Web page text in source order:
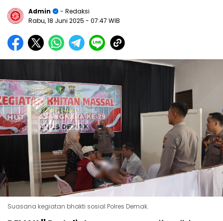
Admin
- Redaksi
Rabu, 18 Juni 2025 - 07:47 WIB
Suasana kegiatan bhakti sosial Polres Demak.